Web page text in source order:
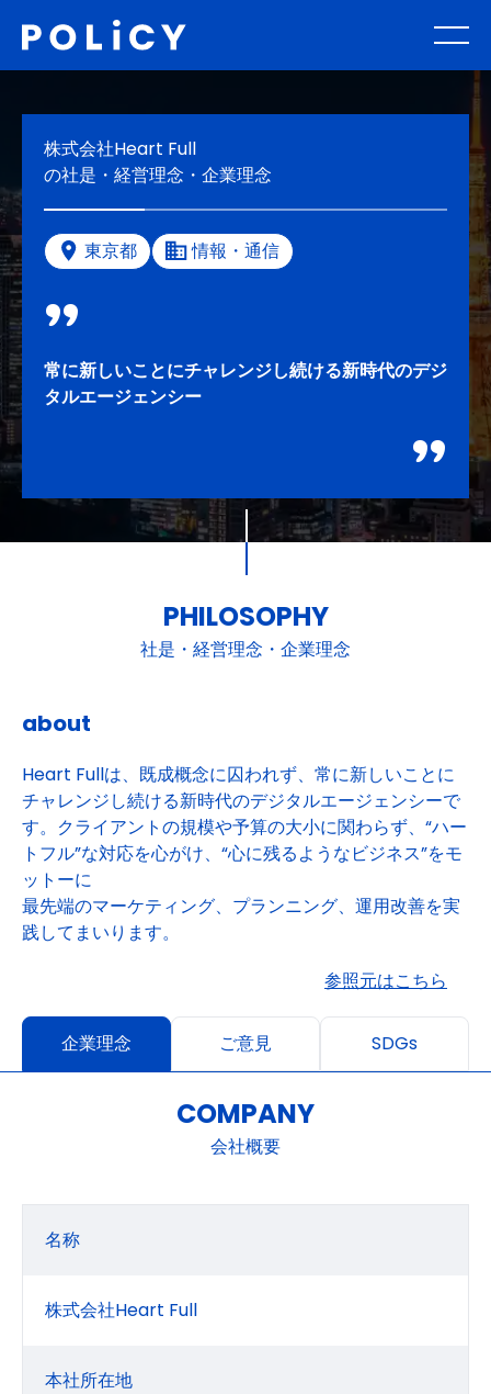
株式会社Heart Full
の社是・経営理念・企業理念
東京都 情報・通信
常に新しいことにチャレンジし続ける新時代のデジ
タルエージェンシー
PHILOSOPHY
社是・経営理念・企業理念
about
Heart Fullは、既成概念に囚われず、常に新しいことに
チャレンジし続ける新時代のデジタルエージェンシーで
す。クライアントの規模や予算の大小に関わらず、“ハー
トフル”な対応を心がけ、“心に残るようなビジネス”をモ
ットーに
最先端のマーケティング、プランニング、運用改善を実
践してまいります。
参照元はこちら
企業理念 ご意見 SDGs
COMPANY
会社概要
名称
株式会社Heart Full
本社所在地